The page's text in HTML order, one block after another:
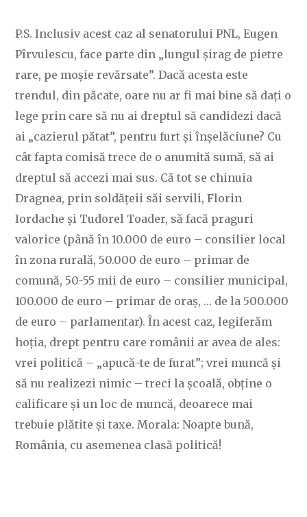
P.S. Inclusiv acest caz al senatorului PNL, Eugen
Pîrvulescu, face parte din „lungul șirag de pietre
rare, pe moșie revărsate”. Dacă acesta este
trendul, din păcate, oare nu ar fi mai bine să dați o
lege prin care să nu ai dreptul să candidezi dacă
ai „cazierul pătat”, pentru furt și înșelăciune? Cu
cât fapta comisă trece de o anumită sumă, să ai
dreptul să accezi mai sus. Că tot se chinuia
Dragnea, prin soldățeii săi servili, Florin
Iordache și Tudorel Toader, să facă praguri
valorice (până în 10.000 de euro – consilier local
în zona rurală, 50.000 de euro – primar de
comună, 50-55 mii de euro – consilier municipal,
100.000 de euro – primar de oraș, … de la 500.000
de euro – parlamentar). În acest caz, legiferăm
hoția, drept pentru care românii ar avea de ales:
vrei politică – „apucă-te de furat”; vrei muncă și
să nu realizezi nimic – treci la școală, obține o
calificare și un loc de muncă, deoarece mai
trebuie plătite și taxe. Morala: Noapte bună,
România, cu asemenea clasă politică!